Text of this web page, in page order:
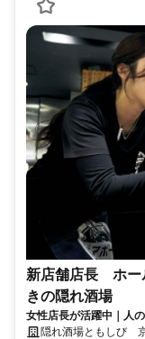
新店舗店長 ホー
きの隠れ酒場
女性店長が活躍中｜人
隠れ酒場ともしび